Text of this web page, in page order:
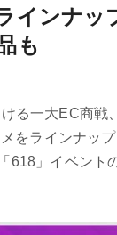
インナッ
も
る一大EC商戦
をラインナッ
618」イベント